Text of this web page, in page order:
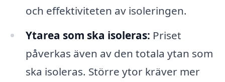
och effektiviteten av isoleringen.
Ytarea som ska isoleras: Priset
påverkas även av den totala ytan som
ska isoleras. Större ytor kräver mer